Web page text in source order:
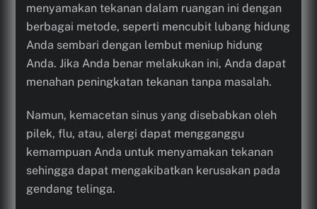
menyamakan tekanan dalam ruangan ini dengan
berbagai metode, seperti mencubit lubang hidung
Anda sembari dengan lembut meniup hidung
Anda. Jika Anda benar melakukan ini, Anda dapat
menahan peningkatan tekanan tanpa masalah.
Namun, kemacetan sinus yang disebabkan oleh
pilek, flu, atau, alergi dapat mengganggu
kemampuan Anda untuk menyamakan tekanan
sehingga dapat mengakibatkan kerusakan pada
gendang telinga.